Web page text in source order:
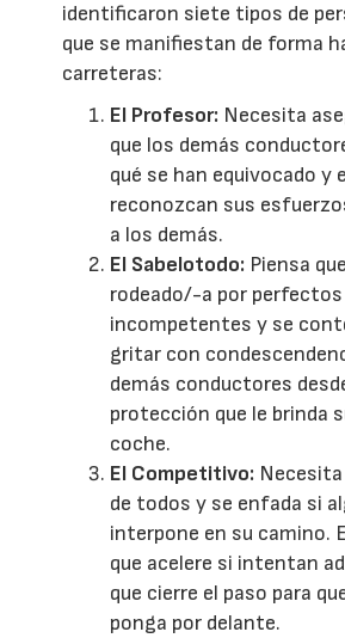
identificaron siete tipos de
que se manifiestan de forma
carreteras:
El Profesor: Necesita
que los demás
qué se han equivocado y
reconozcan sus
a los demás.
El Sabelotodo: Piensa
rodeado/-a por perfectos
incompetentes y se
gritar con
demás conductores
protección que le brinda
coche.
El Competitivo:
de todos y se enfada si
interpone en su camino.
que acelere si intentan
que cierre el paso para
ponga por delante.